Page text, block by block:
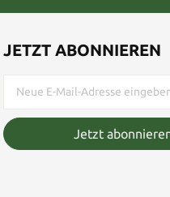
JETZT ABONNIEREN
Jetzt